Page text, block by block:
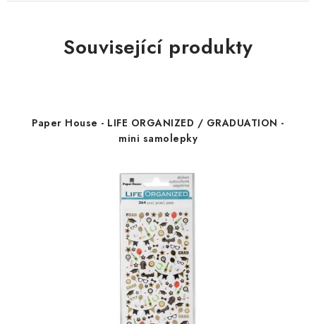
Související produkty
Paper House - LIFE ORGANIZED / GRADUATION -
mini samolepky